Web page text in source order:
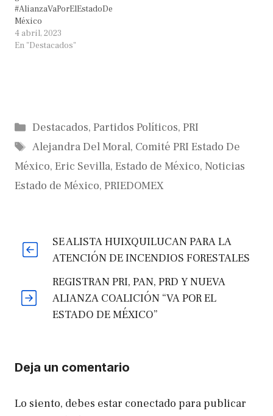
#AlianzaVaPorElEstadoDe
México
4 abril, 2023
En "Destacados"
Categorías
Destacados, Partidos Políticos, PRI
Etiquetas
Alejandra Del Moral, Comité PRI Estado De
México, Eric Sevilla, Estado de México, Noticias
Estado de México, PRIEDOMEX
SE ALISTA HUIXQUILUCAN PARA LA
ATENCIÓN DE INCENDIOS FORESTALES
REGISTRAN PRI, PAN, PRD Y NUEVA
ALIANZA COALICIÓN “VA POR EL
ESTADO DE MÉXICO”
Deja un comentario
Lo siento, debes estar conectado para publicar